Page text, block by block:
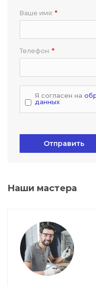
Ваше имя: *
Телефон: *
Я согласен на
данных
Отправить
Наши мастера